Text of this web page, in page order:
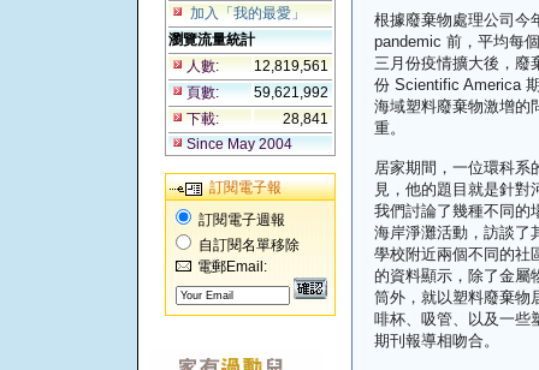
加入「我的最愛」
瀏覽流量統計
人數:
12,819,561
頁數:
59,621,992
下載:
28,841
Since May 2004
訂閱電子報
訂閱電子週報
自訂閱名單移除
電郵Email:
根據廢棄物處理公司今
pandemic 前，平均每
三月份疫情擴大後，廢
份 Scientific America
海域塑料廢棄物激增的
重。
居家期間，一位環科系
見，他的題目就是針對
我們討論了幾種不同的
海岸淨灘活動，訪談了
學校附近兩個不同的社
的資料顯示，除了金屬
筒外，就以塑料廢棄物
啡杯、吸管、以及一些
期刊報導相吻合。